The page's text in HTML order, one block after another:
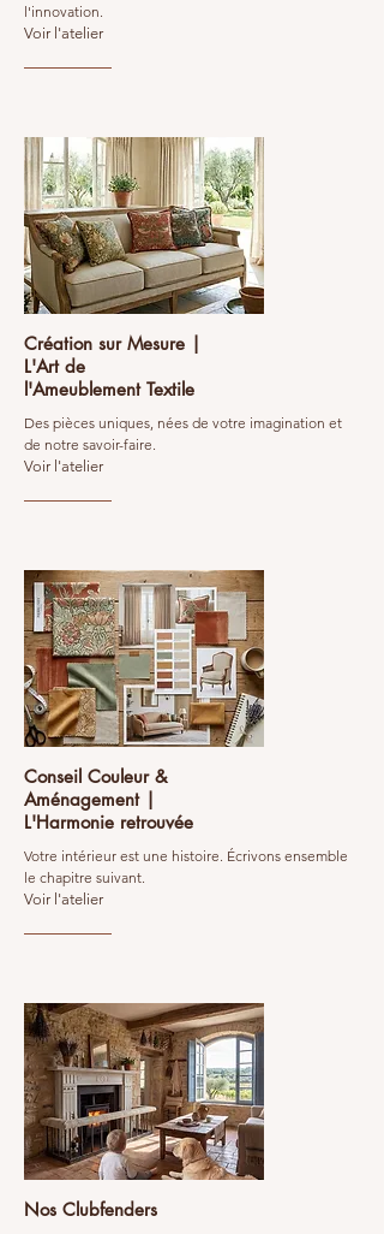
l'innovation.
Voir l'atelier
Création sur Mesure |
L'Art de
l'Ameublement Textile
Des pièces uniques, nées de votre imagination et
de notre savoir-faire.
Voir l'atelier
Conseil Couleur &
Aménagement |
L'Harmonie retrouvée
Votre intérieur est une histoire. Écrivons ensemble
le chapitre suivant.
Voir l'atelier
Nos Clubfenders